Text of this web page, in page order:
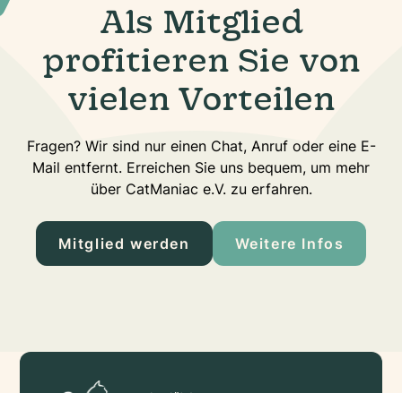
Als Mitglied
profitieren Sie von
vielen Vorteilen
Fragen? Wir sind nur einen Chat, Anruf oder eine E-
Mail entfernt. Erreichen Sie uns bequem, um mehr
über CatManiac e.V. zu erfahren.
Mitglied werden Weitere Infos